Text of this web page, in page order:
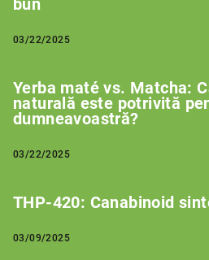
bun
03/22/2025
Yerba maté vs. Matcha:
naturală este potrivită
dumneavoastră?
03/22/2025
THP-420: Canabinoid
03/09/2025